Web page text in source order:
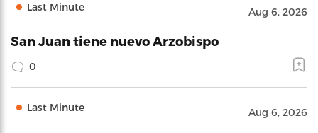
Last Minute Aug 6, 2026
San Juan tiene nuevo Arzobispo
0
Last Minute Aug 6, 2026